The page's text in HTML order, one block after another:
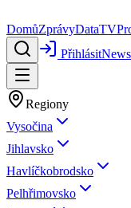
DomůZprávyDataTV
Přihlásit
Regiony
Vysočina
Jihlavsko
Havlíčkobrodsko
Pelhřimovsko